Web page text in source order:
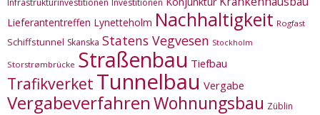
Infrastrukturinvestitionen Investitionen
Lieferantentreffen Lynetteholm Nachhaltigkeit Rogfast
Schiffstunnel Skanska Statens Vegvesen Stockholm
Storstrømbrücke Straßenbau Tiefbau
Trafikverket Tunnelbau Vergabe
VergabeverfahrenWohnungsbau Züblin